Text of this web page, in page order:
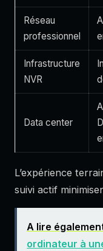
Réseau
professionnel
Infrastructure
NVR
Data center
L’expérience
suivi actif
A lire
ordinateur à